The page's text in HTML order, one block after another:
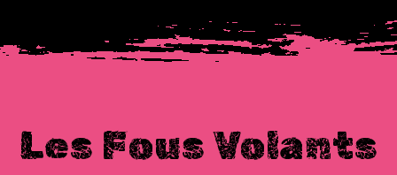
Les Fous Volants